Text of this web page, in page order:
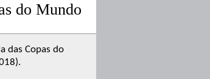
do Mundo
das Copas do